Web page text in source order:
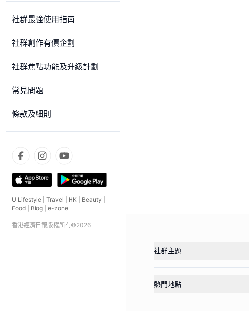
社群最強使用指南
社群創作有價企劃
社群焦點功能及升級計劃
常見問題
條款及細則
U Lifestyle Travel HK Beauty
Food
Blog e-zone
香港經濟日報版權所有©2026
社群主題
熱門地點